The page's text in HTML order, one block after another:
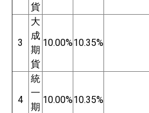
貨
3
大
成
期
貨
10.00%10.35%
4
統
一
期
10.00%10.35%